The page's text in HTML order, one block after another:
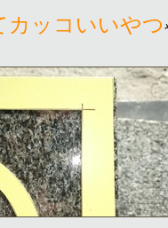
カッコいいやつ